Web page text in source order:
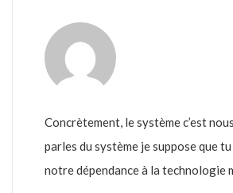
Concrètement, le système c’est
parles du système je suppose que
notre dépendance à la technologie